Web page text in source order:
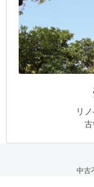
リ
中古